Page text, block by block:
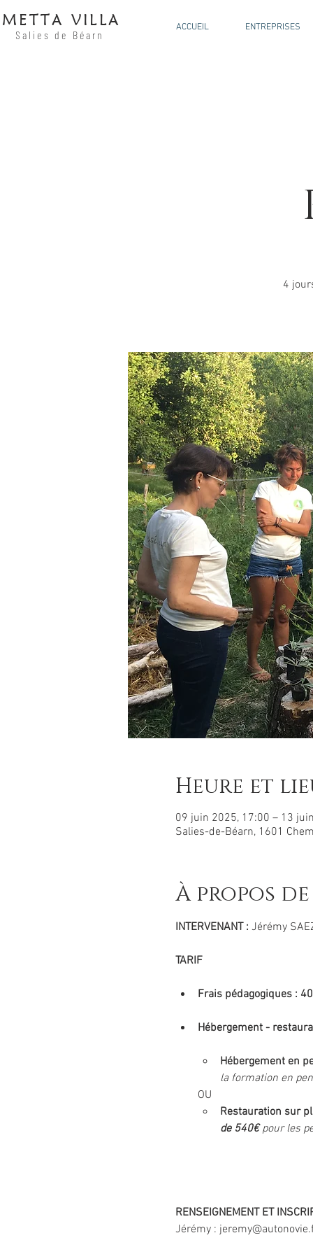
METTA VILLA
Salies de B éa r n
ACCUEIL ENTREPRISES
4
Heure et
09 juin 2025, 17:00 – 13
Salies-de-Béarn, 1601
À propos
INTERVENANT : Jérémy
TARIF
Frais pédagogiques :
Hébergement -
Hébergement en
la formation en
OU
Restauration sur
de 540€ pour les
RENSEIGNEMENT ET
Jérémy :